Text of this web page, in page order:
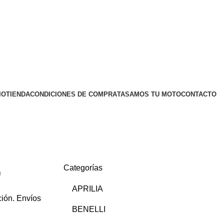
TIENDACONDICIONES DE COMPRATASAMOS TU MOTOCONTACTO
Categorías
APRILIA
BENELLI
Envíos